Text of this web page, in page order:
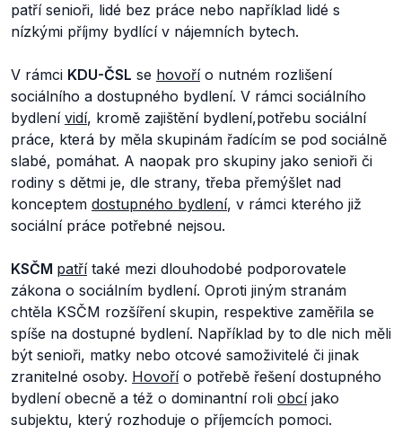
patří senioři, lidé bez práce nebo například lidé s
nízkými příjmy bydlící v nájemních bytech.
V rámci KDU-ČSL se hovořío nutném rozlišení
sociálního a dostupného bydlení. V rámci sociálního
bydlení vidí, kromě zajištění bydlení,potřebu sociální
práce, která by měla skupinám řadícím se pod sociálně
slabé, pomáhat. A naopak pro skupiny jako senioři či
rodiny s dětmi je, dle strany, třeba přemýšlet nad
konceptem dostupného bydlení, v rámci kterého již
sociální práce potřebné nejsou.
KSČM patřítaké mezi dlouhodobé podporovatele
zákona o sociálním bydlení. Oproti jiným stranám
chtěla KSČM rozšíření skupin, respektive zaměřila se
spíše na dostupné bydlení. Například by to dle nich měli
být senioři, matky nebo otcové samoživitelé či jinak
zranitelné osoby. Hovořío potřebě řešení dostupného
bydlení obecně a též o dominantní roli obcíjako
subjektu, který rozhoduje o příjemcích pomoci.